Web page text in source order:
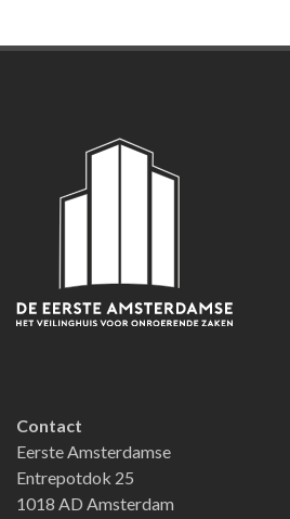
Contact
Eerste Amsterdamse
Entrepotdok 25
1018 AD Amsterdam